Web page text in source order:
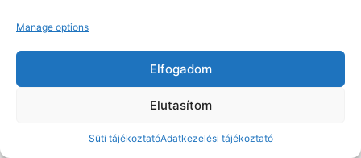
Manage options
Elfogadom
Elutasítom
Süti tájékoztatóAdatkezelési tájékoztató